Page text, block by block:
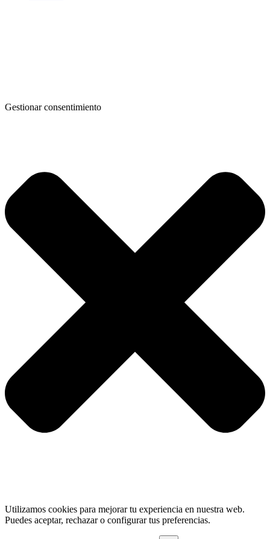
Gestionar consentimiento
Utilizamos cookies para mejorar tu experiencia en nuestra web.
Puedes aceptar, rechazar o configurar tus preferencias.